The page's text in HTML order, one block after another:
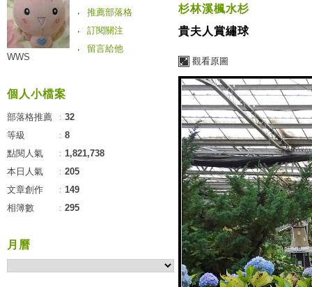
杉林溪楓水杉
貴夫人賞繡球
觀看原圖
推薦部落格
訂閱關注
留言給他
WWS
個人小檔案
部落格推薦 ： 32
等級
： 8
點閱人氣
： 1,821,738
本日人氣
： 205
文章創作
： 149
相簿數
： 295
月曆